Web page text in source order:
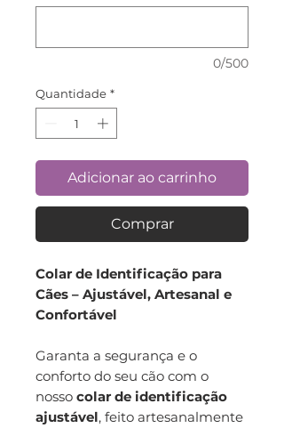
0/500
Quantidade *
Adicionar ao carrinho
Comprar
Colar de Identificação para
Cães – Ajustável, Artesanal e
Confortável
Garanta a segurança e o
conforto do seu cão com o
nosso colar de identificação
ajustável, feito artesanalmente